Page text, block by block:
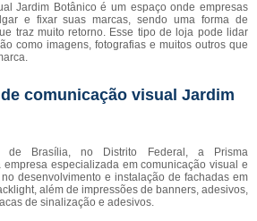
Jardim Botânico é um espaço onde empresas
e fixar suas marcas, sendo uma forma de
traz muito retorno. Esse tipo de loja pode lidar
como imagens, fotografias e muitos outros que
comunicação visual Jardim
de Brasília, no Distrito Federal, a Prisma
especializada em comunicação visual e
desenvolvimento e instalação de fachadas em
além de impressões de banners, adesivos,
de sinalização e adesivos.